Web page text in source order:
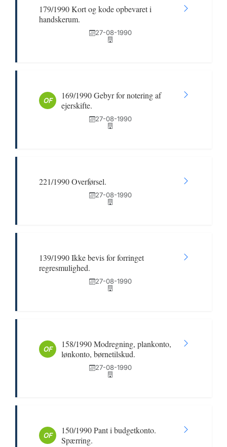
179/1990 Kort og kode opbevaret i
handskerum.
27-08-1990
OF
169/1990 Gebyr for notering af
ejerskifte.
27-08-1990
221/1990 Overførsel.
27-08-1990
139/1990 Ikke bevis for forringet
regresmulighed.
27-08-1990
OF
158/1990 Modregning, plankonto,
lønkonto, børnetilskud.
27-08-1990
OF
150/1990 Pant i budgetkonto.
Spærring.